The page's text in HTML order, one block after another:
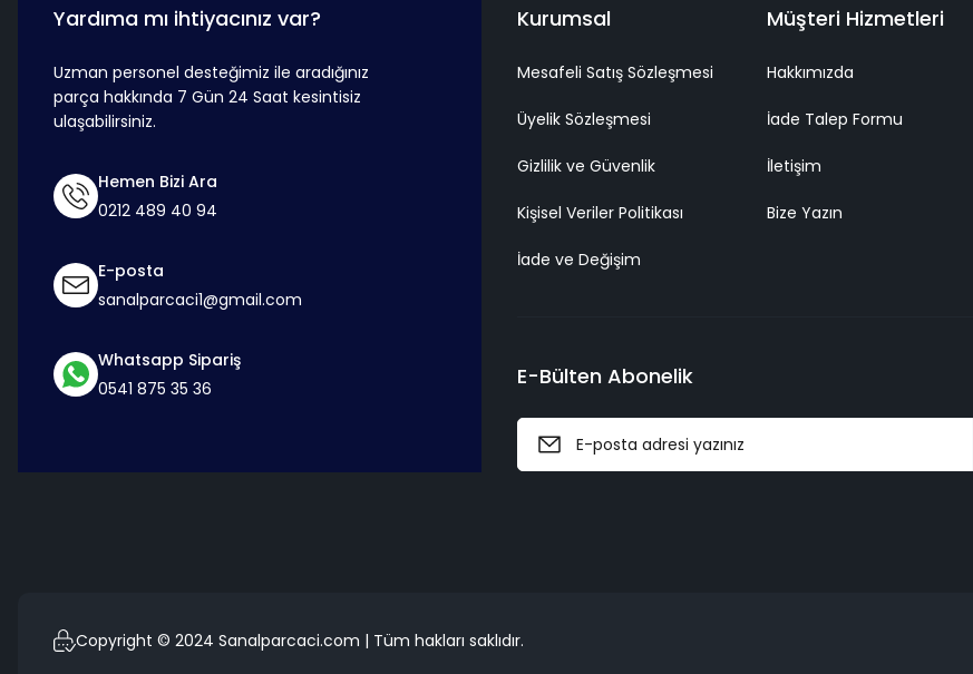
Yardıma mı ihtiyacınız var?
Uzman personel desteğimiz ile aradığınız
parça hakkında 7 Gün 24 Saat kesintisiz
ulaşabilirsiniz.
Hemen Bizi Ara
0212 489 40 94
E-posta
sanalparcaci1@gmail.com
Whatsapp Sipariş
0541 875 35 36
Kurumsal
Mesafeli Satış Sözleşmesi
Üyelik Sözleşmesi
Gizlilik ve Güvenlik
Kişisel Veriler Politikası
İade ve Değişim
Müşteri Hizmetleri
Hakkımızda
İade Talep Formu
İletişim
Bize Yazın
E-Bülten Abonelik
Copyright © 2024 Sanalparcaci.com | Tüm hakları saklıdır.